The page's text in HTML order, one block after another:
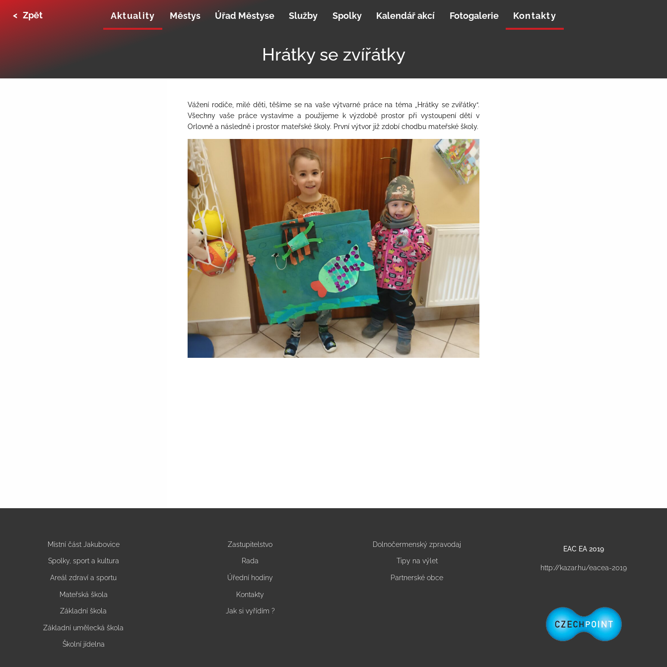
< Zpět Aktuality Městys Úřad Městyse Služby Spolky Kalendář akcí Fotogalerie Kontakty
Hrátky se zvířátky
Vážení rodiče, milé děti, těšíme se na vaše výtvarné práce na téma „Hrátky se zvířátky“.
Všechny vaše práce vystavíme a použijeme k výzdobě prostor při vystoupení dětí v
Orlovně a následně i prostor mateřské školy. První výtvor již zdobí chodbu mateřské školy.
Místní část Jakubovice
Spolky, sport a kultura
Areál zdraví a sportu
Mateřská škola
Základní škola
Základní umělecká škola
Školní jídelna
Zastupitelstvo
Rada
Úřední hodiny
Kontakty
Jak si vyřídím ?
Dolnočermenský zpravodaj
Tipy na výlet
Partnerské obce
EAC EA 2019
http://kazar.hu/eacea-2019